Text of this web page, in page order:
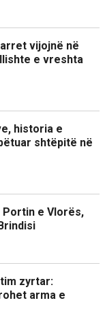
vijojnë në
e vreshta
historia e
shtëpitë në
e Vlorës,
zyrtar:
arma e